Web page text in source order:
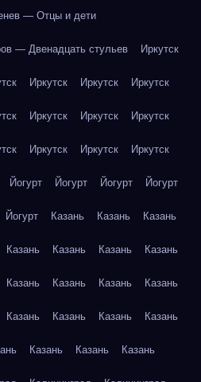
— Отцы и дети
— Двенадцать стульев Иркутск
Иркутск Иркутск Иркутск
Иркутск Иркутск Иркутск
Иркутск Иркутск Иркутск
Йогурт Йогурт Йогурт Йогурт
Йогурт Казань Казань Казань
Казань Казань Казань Казань
Казань Казань Казань Казань
Казань Казань Казань Казань
Казань Казань Казань